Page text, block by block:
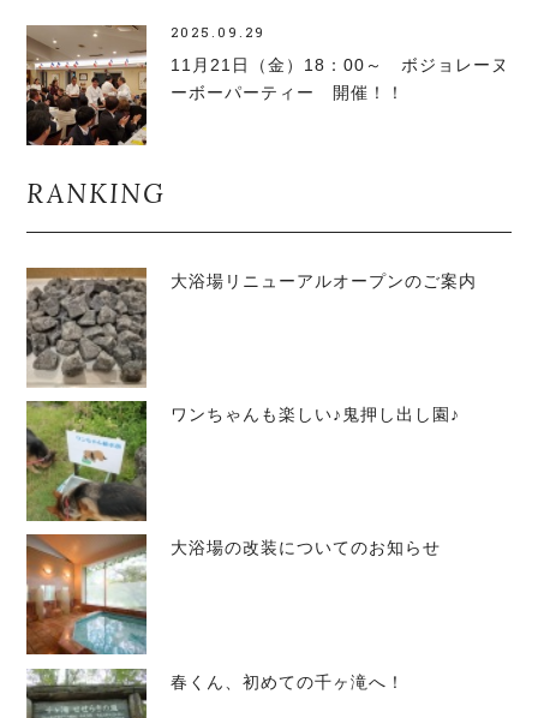
2025.09.29
11月21日（金）18：00～ ボジョレーヌ
ーボーパーティー 開催！！
RANKING
大浴場リニューアルオープンのご案内
ワンちゃんも楽しい♪鬼押し出し園♪
大浴場の改装についてのお知らせ
春くん、初めての千ヶ滝へ！